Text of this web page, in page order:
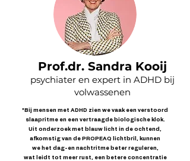
Prof.dr. Sandra Kooij
psychiater en expert in ADHD bij
volwassenen
"Bij mensen met ADHD zien we vaak een verstoord
slaapritme en een vertraagde biologische klok.
Uit onderzoek met blauw licht in de ochtend,
afkomstig van de PROPEAQ lichtbril, kunnen
we het dag-en nachtritme beter reguleren,
wat leidt tot meer rust, een betere concentratie